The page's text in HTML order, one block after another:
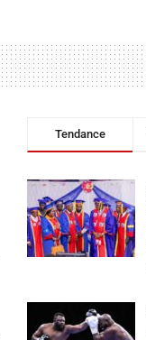
Tendance